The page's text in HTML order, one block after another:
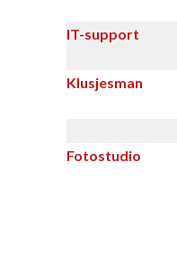
IT-support
Klusjesman
Fotostudio